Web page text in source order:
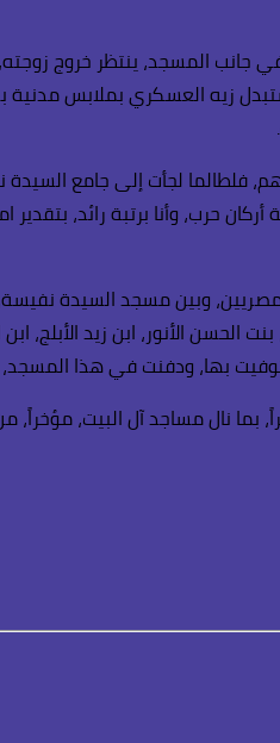
جانب المسجد، ينتظر خروج
واستبدل زيه العسكري
لجأت إلى جامع السيدة
حرب، وأنا برتبة رائد،
وبين مسجد السيدة
الأنور، ابن زيد الأبلج،
بما نال مساجد آل البيت، مؤخراً،